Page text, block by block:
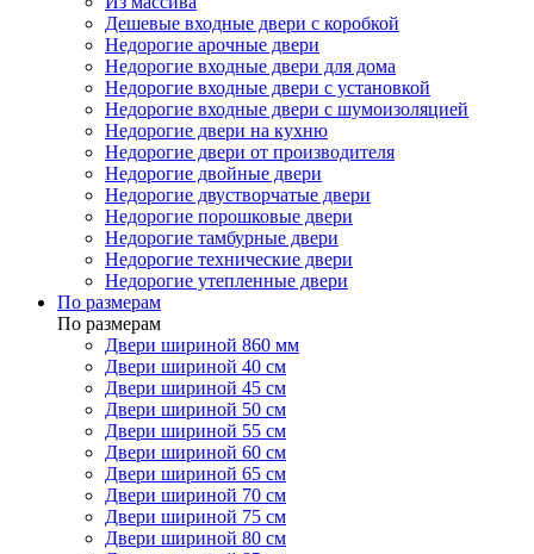
Дешевые входные двери с коробкой
Недорогие арочные двери
Недорогие входные двери для дома
Недорогие входные двери с установкой
Недорогие входные двери с шумоизоляцией
Недорогие двери на кухню
Недорогие двери от производителя
Недорогие двойные двери
Недорогие двустворчатые двери
Недорогие порошковые двери
Недорогие тамбурные двери
Недорогие технические двери
Недорогие утепленные двери
По размерам
По размерам
Двери шириной 860 мм
Двери шириной 40 см
Двери шириной 45 см
Двери шириной 50 см
Двери шириной 55 см
Двери шириной 60 см
Двери шириной 65 см
Двери шириной 70 см
Двери шириной 75 см
Двери шириной 80 см